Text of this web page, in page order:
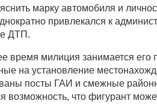
марку автомобиля и
привлекался к
ДТП.
время милиция занимается его
на установление
посты ГАИ и смежные
возможность, что фигурант